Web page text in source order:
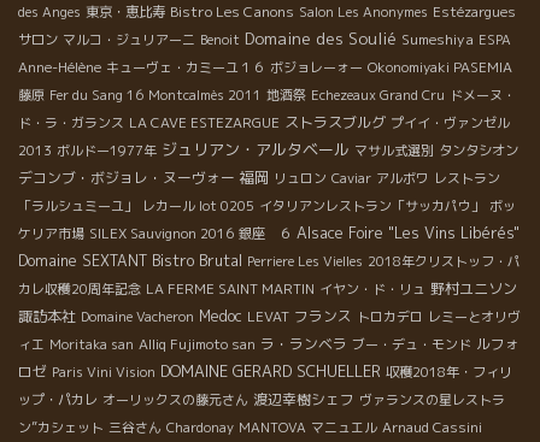
des Anges 東京・恵比寿 Bistro Les Canons Salon Les Anonymes Estézargues
サロン マルコ・ジュリアーニ Benoit Domaine des Soulié Sumeshiya ESPA
Anne-Hélène キューヴェ・カミーユ１６ ボジョレーォー Okonomiyaki PASEMIA
藤原 Fer du Sang 16 Montcalmès 2011 地酒祭 Echezeaux Grand Cru ドメーヌ・
ド・ラ・ガランス LA CAVE ESTEZARGUE ストラスブルグ プイイ・ヴァンゼル
2013 ボルドー1977年 ジュリアン・アルタベール マサル式選別 タンタシオン
デコンブ・ボジョレ・ヌーヴォー 福岡 リュロン Caviar アルボワ レストラン
「ラルシュミーユ」
レカール lot 0205 イタリアンレストラン「サッカパウ」
ボッ
ケリア市場 SILEX Sauvignon 2016 銀座 ６ Alsace Foire "Les Vins Libérés"
Domaine SEXTANT Bistro Brutal Perriere Les Vielles 2018年クリストッフ・パ
カレ収穫20周年記念 LA FERME SAINT MARTIN イヤン・ド・リュ 野村ユニソン
諏訪本社 Domaine Vacheron Medoc LEVAT フランス トロカデロ レミーとオリヴ
ィエ Moritaka san Alliq Fujimoto san ラ・ランベラ ブー・デュ・モンド ルフォ
ロゼ Paris Vini Vision DOMAINE GERARD SCHUELLER 収穫2018年・フィリ
ップ・パカレ オーリックスの藤元さん 渡辺幸樹シェフ ヴァランスの星レストラ
ン”カシェット 三谷さん Chardonay MANTOVA マニュエル Arnaud Cassini